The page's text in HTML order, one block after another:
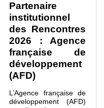
Partenaire
institutionnel
des Rencontres
2026 : Agence
française de
développement
(AFD)
L’Agence française de
développement (AFD)